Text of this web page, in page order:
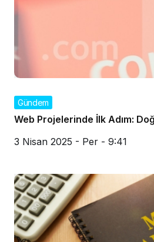
Gündem
Web Projelerinde İlk Adım:
3 Nisan 2025 - Per - 9:41